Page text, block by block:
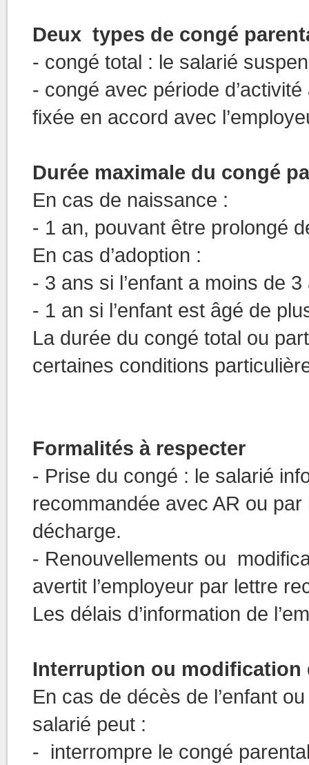
Deux types de congé
- congé total : le salarié
- congé avec période
fixée en accord avec
Durée maximale du congé
En cas de naissance :
- 1 an, pouvant être prolongé
En cas d’adoption :
- 3 ans si l’enfant a moins de
- 1 an si l’enfant est âgé de
La durée du congé total ou
certaines conditions
Formalités à respecter
- Prise du congé : le salarié
recommandée avec AR ou
décharge.
- Renouvellements ou
avertit l’employeur par lettre
Les délais d’information de
Interruption ou modification
En cas de décès de l’enfant
salarié peut :
- interrompre le congé